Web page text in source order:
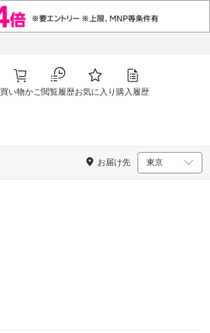
買い物かご閲覧履歴お気に入り 購入履歴
お届け先